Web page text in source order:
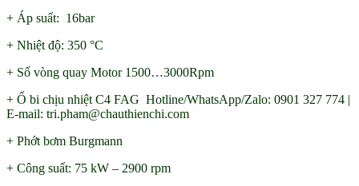
+ Áp suất: 16bar
+ Nhiệt độ: 350 °C
+ Số vòng quay Motor 1500…3000Rpm
+ Ổ bi chịu nhiệt C4 FAG Hotline/WhatsApp/Zalo: 0901 327 774 |
E-mail: tri.pham@chauthienchi.com
+ Phớt bơm Burgmann
+ Công suất: 75 kW – 2900 rpm